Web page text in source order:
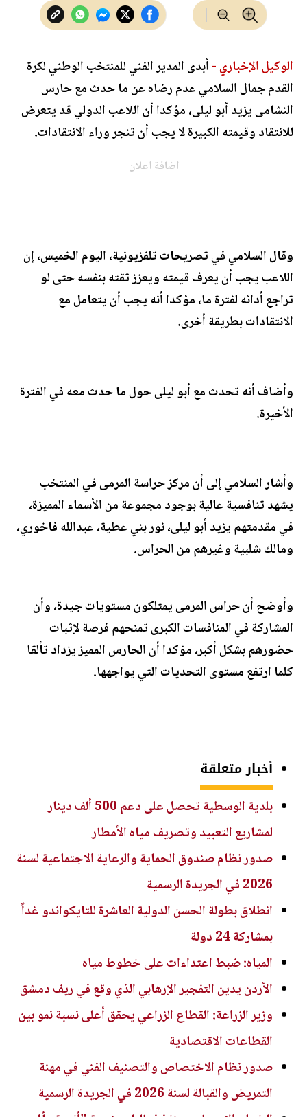
الوكيل الإخباري -أبدى المدير الفني للمنتخب الوطني لكرة
القدم جمال السلامي عدم رضاه عن ما حدث مع حارس
النشامى يزيد أبو ليلى، مؤكدا أن اللاعب الدولي قد يتعرض
للانتقاد وقيمته الكبيرة لا يجب أن تنجر وراء الانتقادات.
اضافة اعلان
وقال السلامي في تصريحات تلفزيونية، اليوم الخميس، إن
اللاعب يجب أن يعرف قيمته ويعزز ثقته بنفسه حتى لو
تراجع أدائه لفترة ما، مؤكدا أنه يجب أن يتعامل مع
الانتقادات بطريقة أخرى.
وأضاف أنه تحدث مع أبو ليلى حول ما حدث معه في الفترة
الأخيرة.
وأشار السلامي إلى أن مركز حراسة المرمى في المنتخب
يشهد تنافسية عالية بوجود مجموعة من الأسماء المميزة،
في مقدمتهم يزيد أبو ليلى، نور بني عطية، عبدالله فاخوري،
ومالك شلبية وغيرهم من الحراس.
وأوضح أن حراس المرمى يمتلكون مستويات جيدة، وأن
المشاركة في المنافسات الكبرى تمنحهم فرصة لإثبات
حضورهم بشكل أكبر، مؤكدا أن الحارس المميز يزداد تألقا
كلما ارتفع مستوى التحديات التي يواجهها.
أخبار متعلقة
بلدية الوسطية تحصل على دعم 500 ألف دينار
لمشاريع التعبيد وتصريف مياه الأمطار
صدور نظام صندوق الحماية والرعاية الاجتماعية لسنة
2026 في الجريدة الرسمية
انطلاق بطولة الحسن الدولية العاشرة للتايكواندو غداً
بمشاركة 24 دولة
المياه: ضبط اعتداءات على خطوط مياه
الأردن يدين التفجير الإرهابي الذي وقع في ريف دمشق
وزير الزراعة: القطاع الزراعي يحقق أعلى نسبة نمو بين
القطاعات الاقتصادية
صدور نظام الاختصاص والتصنيف الفني في مهنة
التمريض والقبالة لسنة 2026 في الجريدة الرسمية